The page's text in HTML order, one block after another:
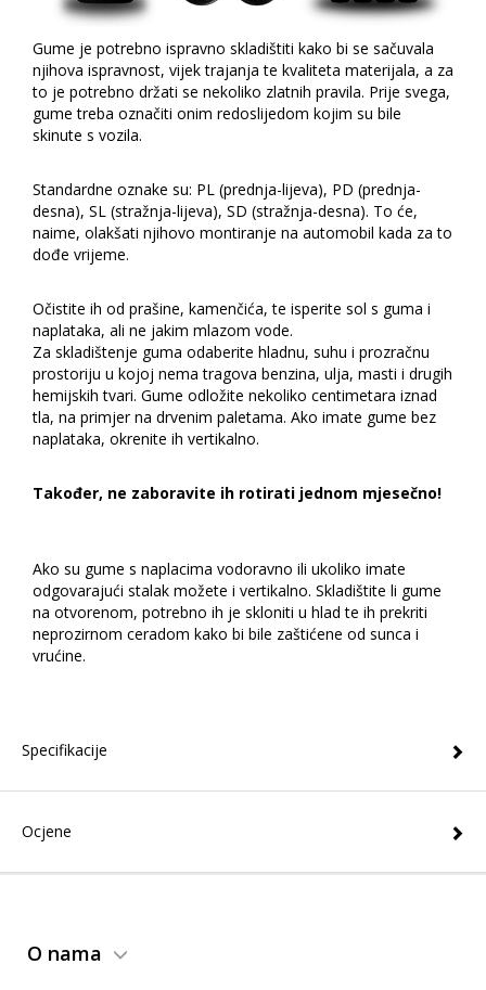
Gume je potrebno ispravno skladištiti kako bi se sačuvala
njihova ispravnost, vijek trajanja te kvaliteta materijala, a za
to je potrebno držati se nekoliko zlatnih pravila. Prije svega,
gume treba označiti onim redoslijedom kojim su bile
skinute s vozila.
Standardne oznake su: PL (prednja-lijeva), PD (prednja-
desna), SL (stražnja-lijeva), SD (stražnja-desna). To će,
naime, olakšati njihovo montiranje na automobil kada za to
dođe vrijeme.
Očistite ih od prašine, kamenčića, te isperite sol s guma i
naplataka, ali ne jakim mlazom vode.
Za skladištenje guma odaberite hladnu, suhu i prozračnu
prostoriju u kojoj nema tragova benzina, ulja, masti i drugih
hemijskih tvari. Gume odložite nekoliko centimetara iznad
tla, na primjer na drvenim paletama. Ako imate gume bez
naplataka, okrenite ih vertikalno.
Također, ne zaboravite ih rotirati jednom mjesečno!
Ako su gume s naplacima vodoravno ili ukoliko imate
odgovarajući stalak možete i vertikalno. Skladištite li gume
na otvorenom, potrebno ih je skloniti u hlad te ih prekriti
neprozirnom ceradom kako bi bile zaštićene od sunca i
vrućine.
Specifikacije
Ocjene
O nama